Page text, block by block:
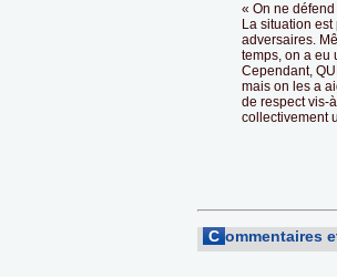
« On ne
La situation
adversaires.
temps, on a eu
Cependant,
mais on les a
de respect vis-
collectivement
C ommentaires